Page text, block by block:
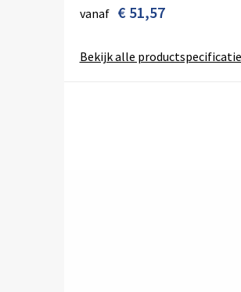
vanaf € 51,57
Bekijk alle